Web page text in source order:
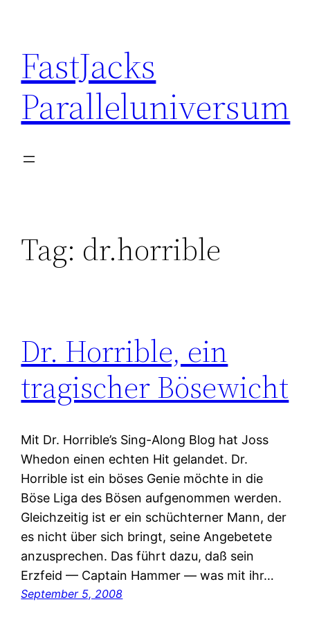
content
FastJacks
Paralleluniversum
Tag: dr.horrible
Dr. Horrible, ein
tragischer Bösewicht
Mit Dr. Horrible’s Sing-Along Blog hat Joss
Whedon einen echten Hit gelandet. Dr.
Horrible ist ein böses Genie möchte in die
Böse Liga des Bösen aufgenommen werden.
Gleichzeitig ist er ein schüchterner Mann, der
es nicht über sich bringt, seine Angebetete
anzusprechen. Das führt dazu, daß sein
Erzfeid — Captain Hammer — was mit ihr…
September 5, 2008